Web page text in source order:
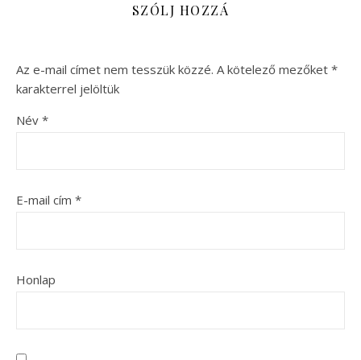
SZÓLJ HOZZÁ
Az e-mail címet nem tesszük közzé. A kötelező mezőket *
karakterrel jelöltük
Név *
E-mail cím *
Honlap